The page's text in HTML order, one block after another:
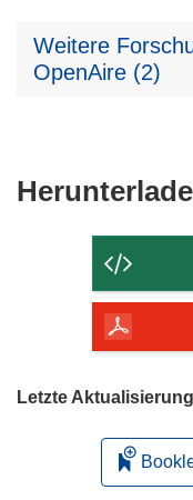
Weitere
OpenAire (2)
Letzte